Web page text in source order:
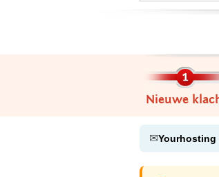
Nieuwe
✉Yourhosting